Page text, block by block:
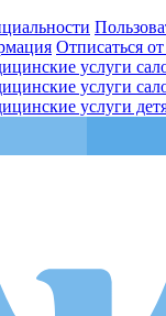
Отписаться
услуги
услуги
услуги